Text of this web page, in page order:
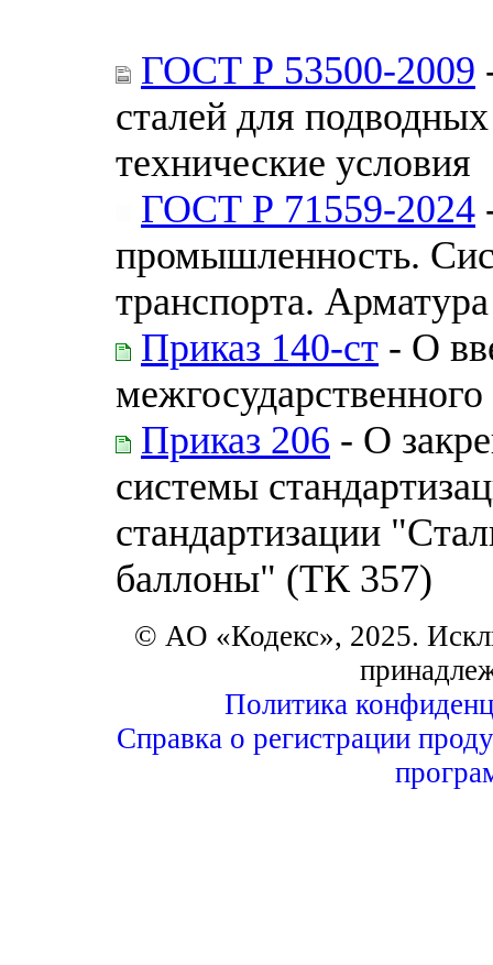
ГОСТ Р 53500-2009
сталей для
технические условия
ГОСТ Р 71559-2024
промышленность.
транспорта.
Приказ 140-ст - О
межгосударственного
Приказ 206 - О
системы
стандартизации
баллоны" (ТК 357)
© АО «Кодекс», 2025.
Политика
Справка о регистрации